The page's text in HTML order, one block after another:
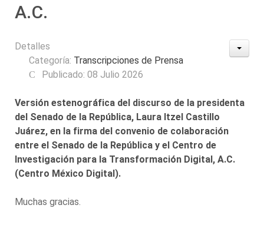
A.C.
Detalles
Categoría: Transcripciones de Prensa
Publicado: 08 Julio 2026
Versión estenográfica del discurso de la presidenta
del Senado de la República, Laura Itzel Castillo
Juárez, en la firma del convenio de colaboración
entre el Senado de la República y el Centro de
Investigación para la Transformación Digital, A.C.
(Centro México Digital).
Muchas gracias.